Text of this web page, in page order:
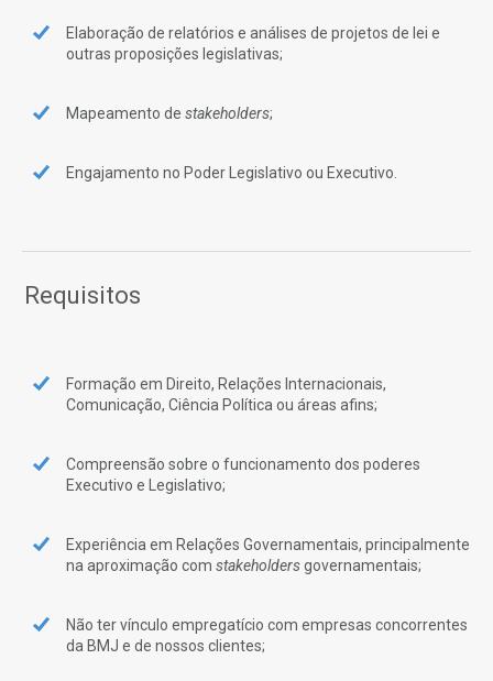
Elaboração de relatórios e análises de projetos de lei e
outras proposições legislativas;
Mapeamento de stakeholders;
Engajamento no Poder Legislativo ou Executivo.
Requisitos
Formação em Direito, Relações Internacionais,
Comunicação, Ciência Política ou áreas afins;
Compreensão sobre o funcionamento dos poderes
Executivo e Legislativo;
Experiência em Relações Governamentais, principalmente
na aproximação com stakeholdersgovernamentais;
Não ter vínculo empregatício com empresas concorrentes
da BMJ e de nossos clientes;